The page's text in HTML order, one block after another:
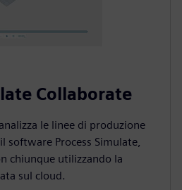
Collaborate
le linee di produzione
software Process Simulate,
chiunque utilizzando la
sul cloud.